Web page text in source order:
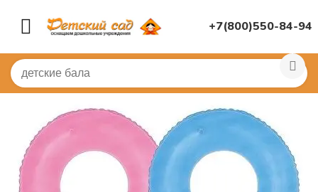
+7(800)550-84-94
Главная / СПОРТИВНЫЙ ЗАЛ Бассейн в детском саду